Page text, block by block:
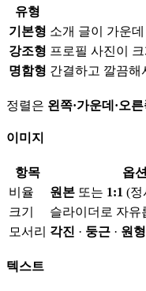
유형
기본형 소개 글이 가운
강조형 프로필 사진이
명함형 간결하고 깔끔해
정렬은 왼쪽·가운데·오
이미지
항목
옵션
비율
원본 또는 1:1 (정
크기
슬라이더로 자유
모서리 각진 · 둥근 · 원형
텍스트